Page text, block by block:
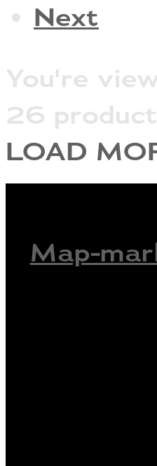
Next
You're
26
LOAD
Map-